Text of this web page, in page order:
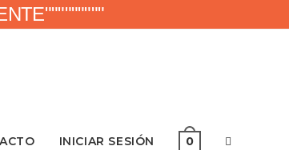
INICIAR SESIÓN 0